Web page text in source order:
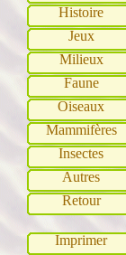
Histoire
Jeux
Milieux
Faune
Oiseaux
Mammifères
Insectes
Autres
Retour
Imprimer